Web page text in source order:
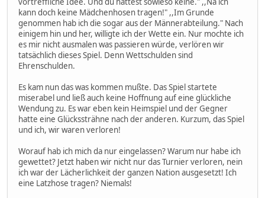
kann doch keine Mädchenhosen tragen!" ,,Im Grunde
genommen hab ich die sogar aus der Männerabteilung." Nach
einigem hin und her, willigte ich der Wette ein. Nur mochte ich
es mir nicht ausmalen was passieren würde, verlören wir
tatsächlich dieses Spiel. Denn Wettschulden sind
Ehrenschulden.
Es kam nun das was kommen mußte. Das Spiel startete
miserabel und ließ auch keine Hoffnung auf eine glückliche
Wendung zu. Es war eben kein Heimspiel und der Gegner
hatte eine Glückssträhne nach der anderen. Kurzum, das Spiel
und ich, wir waren verloren!
Worauf hab ich mich da nur eingelassen? Warum nur habe ich
gewettet? Jetzt haben wir nicht nur das Turnier verloren, nein
ich war der Lächerlichkeit der ganzen Nation ausgesetzt! Ich
eine Latzhose tragen? Niemals!